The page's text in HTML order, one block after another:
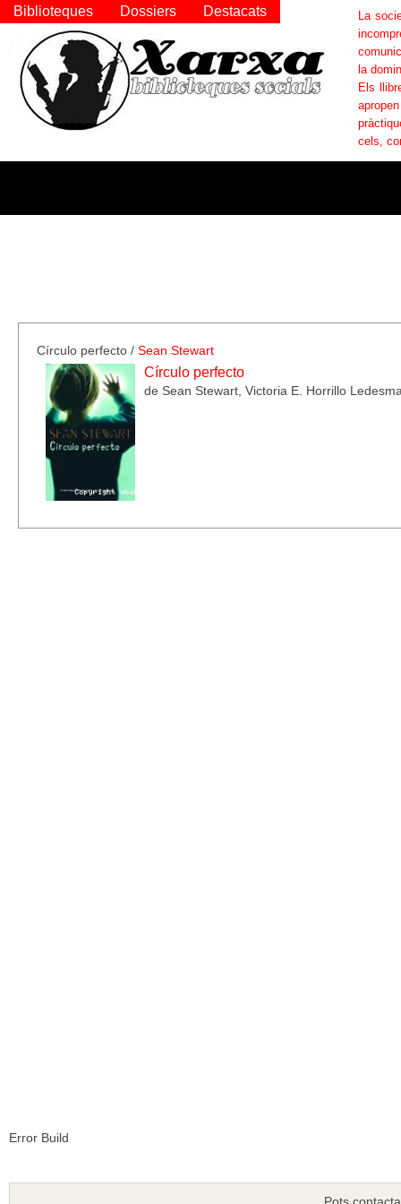
Círculo perfecto / Sean Stewart
Círculo perfecto
de Sean Stewart, Victoria E. Horrillo
Error Build
La
la
Els
cels,
Biblioteques Dossiers Destacats